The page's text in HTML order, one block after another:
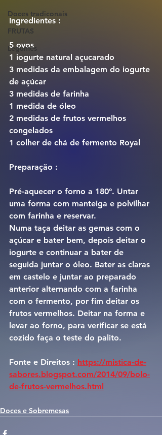
Doces tradiconais
FRUTAS
Legumes
Ingredientes :
5 ovos
1 iogurte natural açucarado
3 medidas da embalagem do iogurte
de açúcar
3 medidas de farinha
1 medida de óleo
2 medidas de frutos vermelhos
congelados
1 colher de chá de fermento Royal
Preparação :
Pré-aquecer o forno a 180º. Untar
uma forma com manteiga e polvilhar
com farinha e reservar.
Numa taça deitar as gemas com o
açúcar e bater bem, depois deitar o
iogurte e continuar a bater de
seguida juntar o óleo. Bater as claras
em castelo e juntar ao preparado
anterior alternando com a farinha
com o fermento, por fim deitar os
frutos vermelhos. Deitar na forma e
levar ao forno, para verificar se está
cozido faça o teste do palito.
Fonte e Direitos : https://mistica-de-
sabores.blogspot.com/2014/09/bolo-
de-frutos-vermelhos.html
Doces e Sobremesas